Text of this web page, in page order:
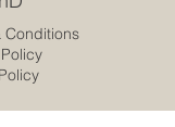
Conditions